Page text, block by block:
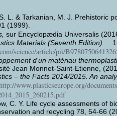
L. & Tarkanian, M. J. Prehistoric
(1999).
sur Encyclopædia Universalis
Materials (Seventh Edition) 1-
science/article/pii/
d’un matériau
Jean Monnet-Saint-Etienne,
– the Facts 2014/2015. An
www.plasticseurope.org/
C. Y. Life cycle assessments of
and recycling 78, 54-66